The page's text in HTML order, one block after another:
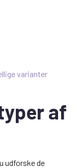
varianter
af
udforske de